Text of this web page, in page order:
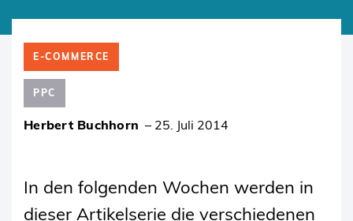
E-COMMERCE
PPC
Herbert Buchhorn – 25. Juli 2014
In den folgenden Wochen werden in
dieser Artikelserie die verschiedenen